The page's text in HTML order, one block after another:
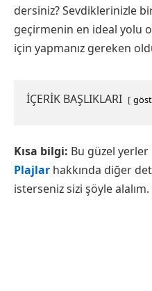
dersiniz? Sevdiklerinizle
geçirmenin en ideal yolu
için yapmanız gereken
İÇERİK BAŞLIKLARI
Kısa bilgi: Bu güzel
Plajlar hakkında diğer
isterseniz sizi şöyle alalım.